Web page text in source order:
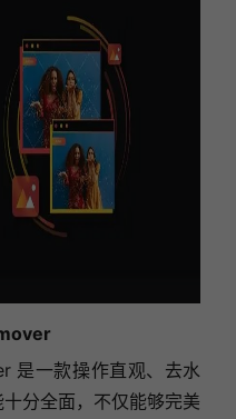
是一款操作直观、去水
分全面，不仅能够完美